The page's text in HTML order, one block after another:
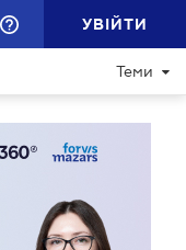
УВІЙТИ
Теми